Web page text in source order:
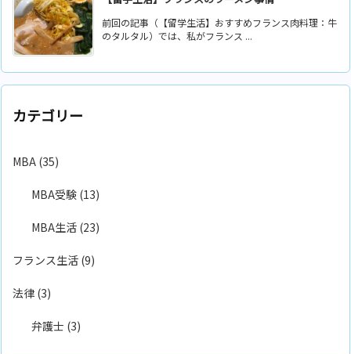
前回の記事（【留学生活】おすすめフランス肉料理：牛
のタルタル）では、私がフランス ...
カテゴリー
MBA (35)
MBA受験 (13)
MBA生活 (23)
フランス生活 (9)
法律 (3)
弁護士 (3)